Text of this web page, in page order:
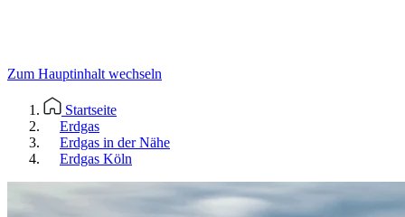
Zum Hauptinhalt wechseln
Startseite
Erdgas
Erdgas in der Nähe
Erdgas Köln